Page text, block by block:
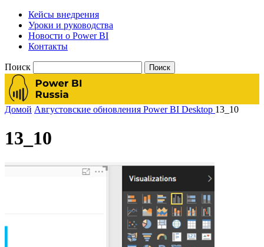
Кейсы внедрения
Уроки и руководства
Новости о Power BI
Контакты
Поиск
Домой Августовские обновления Power BI Desktop 13_10
13_10